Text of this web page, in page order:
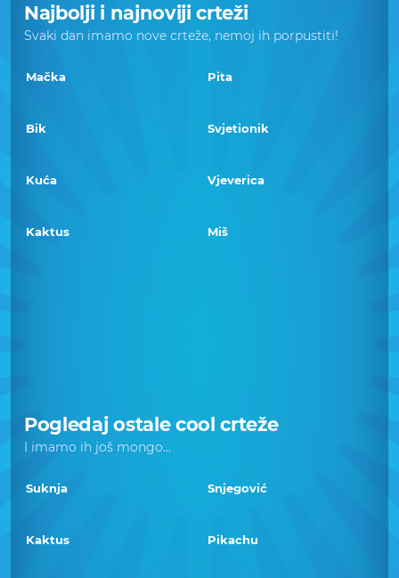
Najbolji i najnoviji crteži
Svaki dan imamo nove crteže, nemoj ih porpustiti!
Mačka Pita
Bik Svjetionik
Kuća Vjeverica
Kaktus Miš
Pogledaj ostale cool crteže
I imamo ih još mongo...
Suknja Snjegović
Kaktus Pikachu